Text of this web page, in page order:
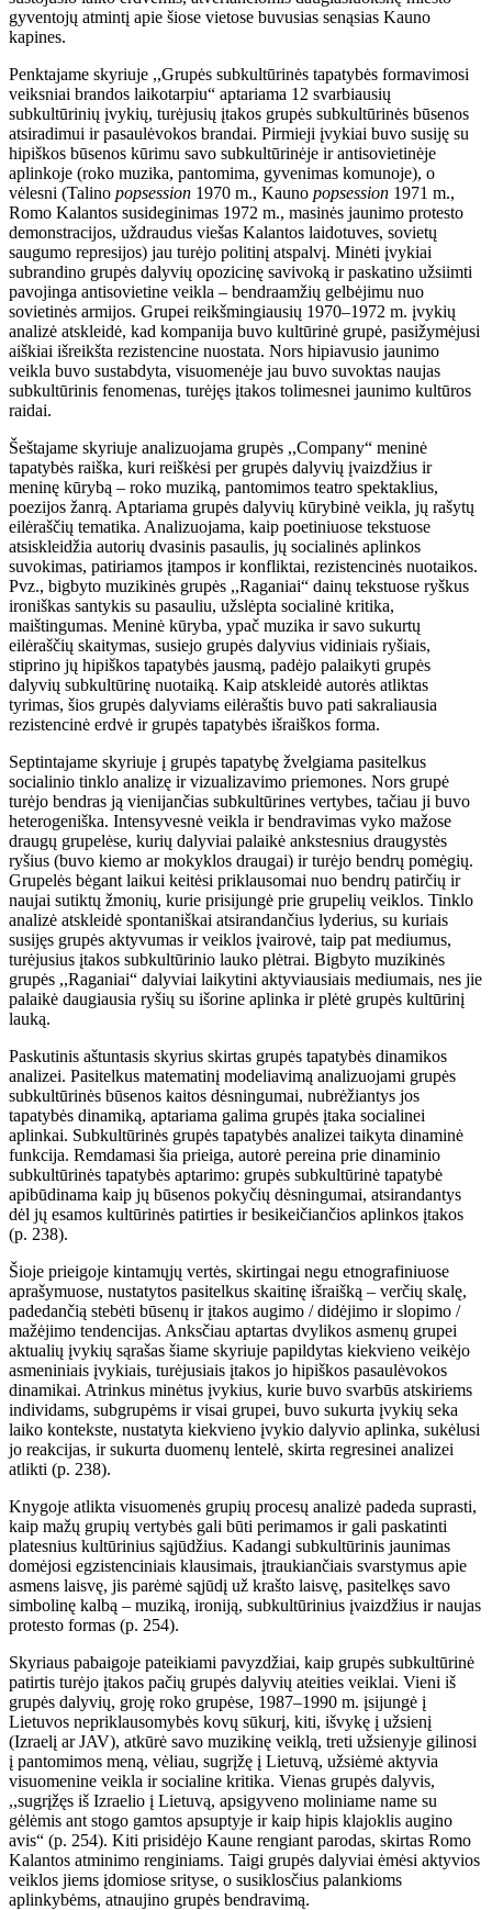
gyventojų atmintį apie šiose vietose buvusias senąsias Kauno
kapines.
Penktajame skyriuje ,,Grupės subkultūrinės tapatybės formavimosi
veiksniai brandos laikotarpiu“ aptariama 12 svarbiausių
subkultūrinių įvykių, turėjusių įtakos grupės subkultūrinės būsenos
atsiradimui ir pasaulėvokos brandai. Pirmieji įvykiai buvo susiję su
hipiškos būsenos kūrimu savo subkultūrinėje ir antisovietinėje
aplinkoje (roko muzika, pantomima, gyvenimas komunoje), o
vėlesni (Talino popsession 1970 m., Kauno popsession 1971 m.,
Romo Kalantos susideginimas 1972 m., masinės jaunimo protesto
demonstracijos, uždraudus viešas Kalantos laidotuves, sovietų
saugumo represijos) jau turėjo politinį atspalvį. Minėti įvykiai
subrandino grupės dalyvių opozicinę savivoką ir paskatino užsiimti
pavojinga antisovietine veikla – bendraamžių gelbėjimu nuo
sovietinės armijos. Grupei reikšmingiausių 1970–1972 m. įvykių
analizė atskleidė, kad kompanija buvo kultūrinė grupė, pasižymėjusi
aiškiai išreikšta rezistencine nuostata. Nors hipiavusio jaunimo
veikla buvo sustabdyta, visuomenėje jau buvo suvoktas naujas
subkultūrinis fenomenas, turėjęs įtakos tolimesnei jaunimo kultūros
raidai.
Šeštajame skyriuje analizuojama grupės ,,Company“ meninė
tapatybės raiška, kuri reiškėsi per grupės dalyvių įvaizdžius ir
meninę kūrybą – roko muziką, pantomimos teatro spektaklius,
poezijos žanrą. Aptariama grupės dalyvių kūrybinė veikla, jų rašytų
eilėraščių tematika. Analizuojama, kaip poetiniuose tekstuose
atsiskleidžia autorių dvasinis pasaulis, jų socialinės aplinkos
suvokimas, patiriamos įtampos ir konfliktai, rezistencinės nuotaikos.
Pvz., bigbyto muzikinės grupės ,,Raganiai“ dainų tekstuose ryškus
ironiškas santykis su pasauliu, užslėpta socialinė kritika,
maištingumas. Meninė kūryba, ypač muzika ir savo sukurtų
eilėraščių skaitymas, susiejo grupės dalyvius vidiniais ryšiais,
stiprino jų hipiškos tapatybės jausmą, padėjo palaikyti grupės
dalyvių subkultūrinę nuotaiką. Kaip atskleidė autorės atliktas
tyrimas, šios grupės dalyviams eilėraštis buvo pati sakraliausia
rezistencinė erdvė ir grupės tapatybės išraiškos forma.
Septintajame skyriuje į grupės tapatybę žvelgiama pasitelkus
socialinio tinklo analizę ir vizualizavimo priemones. Nors grupė
turėjo bendras ją vienijančias subkultūrines vertybes, tačiau ji buvo
heterogeniška. Intensyvesnė veikla ir bendravimas vyko mažose
draugų grupelėse, kurių dalyviai palaikė ankstesnius draugystės
ryšius (buvo kiemo ar mokyklos draugai) ir turėjo bendrų pomėgių.
Grupelės bėgant laikui keitėsi priklausomai nuo bendrų patirčių ir
naujai sutiktų žmonių, kurie prisijungė prie grupelių veiklos. Tinklo
analizė atskleidė spontaniškai atsirandančius lyderius, su kuriais
susijęs grupės aktyvumas ir veiklos įvairovė, taip pat mediumus,
turėjusius įtakos subkultūrinio lauko plėtrai. Bigbyto muzikinės
grupės ,,Raganiai“ dalyviai laikytini aktyviausiais mediumais, nes jie
palaikė daugiausia ryšių su išorine aplinka ir plėtė grupės kultūrinį
lauką.
Paskutinis aštuntasis skyrius skirtas grupės tapatybės dinamikos
analizei. Pasitelkus matematinį modeliavimą analizuojami grupės
subkultūrinės būsenos kaitos dėsningumai, nubrėžiantys jos
tapatybės dinamiką, aptariama galima grupės įtaka socialinei
aplinkai. Subkultūrinės grupės tapatybės analizei taikyta dinaminė
funkcija. Remdamasi šia prieiga, autorė pereina prie dinaminio
subkultūrinės tapatybės aptarimo: grupės subkultūrinė tapatybė
apibūdinama kaip jų būsenos pokyčių dėsningumai, atsirandantys
dėl jų esamos kultūrinės patirties ir besikeičiančios aplinkos įtakos
(p. 238).
Šioje prieigoje kintamųjų vertės, skirtingai negu etnografiniuose
aprašymuose, nustatytos pasitelkus skaitinę išraišką – verčių skalę,
padedančią stebėti būsenų ir įtakos augimo / didėjimo ir slopimo /
mažėjimo tendencijas. Anksčiau aptartas dvylikos asmenų grupei
aktualių įvykių sąrašas šiame skyriuje papildytas kiekvieno veikėjo
asmeniniais įvykiais, turėjusiais įtakos jo hipiškos pasaulėvokos
dinamikai. Atrinkus minėtus įvykius, kurie buvo svarbūs atskiriems
individams, subgrupėms ir visai grupei, buvo sukurta įvykių seka
laiko kontekste, nustatyta kiekvieno įvykio dalyvio aplinka, sukėlusi
jo reakcijas, ir sukurta duomenų lentelė, skirta regresinei analizei
atlikti (p. 238).
Knygoje atlikta visuomenės grupių procesų analizė padeda suprasti,
kaip mažų grupių vertybės gali būti perimamos ir gali paskatinti
platesnius kultūrinius sąjūdžius. Kadangi subkultūrinis jaunimas
domėjosi egzistenciniais klausimais, įtraukiančiais svarstymus apie
asmens laisvę, jis parėmė sąjūdį už krašto laisvę, pasitelkęs savo
simbolinę kalbą – muziką, ironiją, subkultūrinius įvaizdžius ir naujas
protesto formas (p. 254).
Skyriaus pabaigoje pateikiami pavyzdžiai, kaip grupės subkultūrinė
patirtis turėjo įtakos pačių grupės dalyvių ateities veiklai. Vieni iš
grupės dalyvių, groję roko grupėse, 1987–1990 m. įsijungė į
Lietuvos nepriklausomybės kovų sūkurį, kiti, išvykę į užsienį
(Izraelį ar JAV), atkūrė savo muzikinę veiklą, treti užsienyje gilinosi
į pantomimos meną, vėliau, sugrįžę į Lietuvą, užsiėmė aktyvia
visuomenine veikla ir socialine kritika. Vienas grupės dalyvis,
,,sugrįžęs iš Izraelio į Lietuvą, apsigyveno moliniame name su
gėlėmis ant stogo gamtos apsuptyje ir kaip hipis klajoklis augino
avis“ (p. 254). Kiti prisidėjo Kaune rengiant parodas, skirtas Romo
Kalantos atminimo renginiams. Taigi grupės dalyviai ėmėsi aktyvios
veiklos jiems įdomiose srityse, o susiklosčius palankioms
aplinkybėms, atnaujino grupės bendravimą.